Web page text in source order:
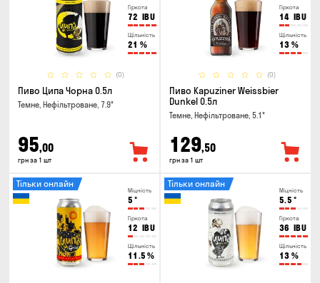
Гіркота
72 IBU
Щільність
21 %
(0)
Пиво Ципа Чорна 0.5л
Темне, Нефільтроване, 7.9°
95,00
грн за 1 шт
Гіркота
14 IBU
Щільність
13 %
(0)
Пиво Kapuziner Weissbier
Dunkel 0.5л
Темне, Нефільтроване, 5.1°
129,50
грн за 1 шт
Міцність
5 °
Гіркота
12 IBU
Щільність
11.5 %
Тільки онлайн
Міцність
5.5 °
Гіркота
36 IBU
Щільність
13 %
Тільки онлайн